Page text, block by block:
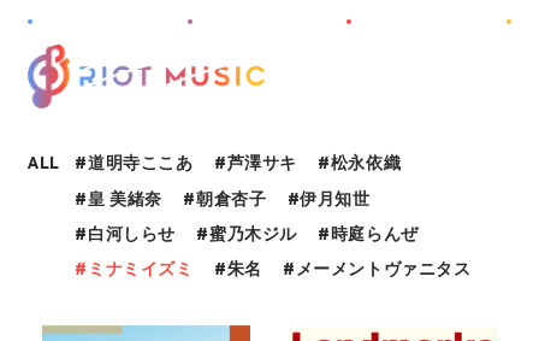
HOME
ABOUT
ALL 道明寺ここあ 芦澤サキ
松永依織
皇 美緒奈
朝倉杏子
伊月知世
白河しらせ
蜜乃木ジル
時庭らんぜ
ミナミイズミ
朱名 メーメントヴァニタス